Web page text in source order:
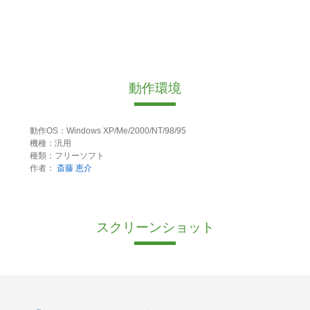
動作環境
動作OS：Windows XP/Me/2000/NT/98/95
機種：汎用
種類：フリーソフト
作者： 斎藤 恵介
スクリーンショット